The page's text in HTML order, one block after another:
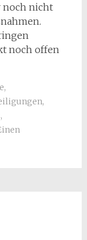
noch nicht
noch offen
,
,
,